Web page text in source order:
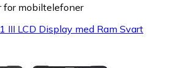
for mobiltelefoner
III LCD Display med Ram Svart